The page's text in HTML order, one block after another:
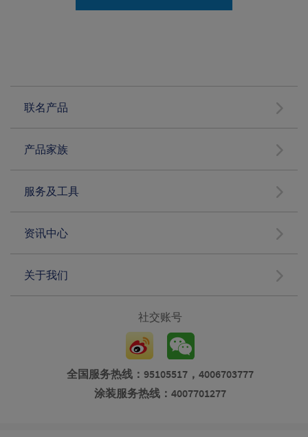
联名产品
产品家族
服务及工具
资讯中心
关于我们
社交账号
全国服务热线：95105517，4006703777
涂装服务热线：4007701277